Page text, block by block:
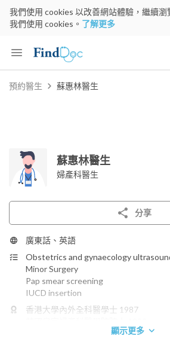
我們使用 cookies 以改善網站體驗，繼續
我們使用 cookies。 了解更多
Keyword
預約醫生 蘇惠林醫生
蘇惠林醫生
婦產科醫生
分享
廣東話、英語
Obstetrics and gynaecology
Minor Surgery
Pap smear screening
IUCD insertion
香港大學內外全科醫學士 1987
香港醫學專科學院院士 (婦產科) 1995
顯示更多